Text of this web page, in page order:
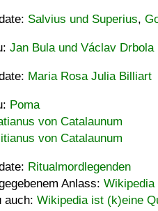
Salvius und Superius,
Jan Bula und Václav Drbola
Maria Rosa Julia Billiart
Poma
von Catalaunum
von Catalaunum
Ritualmordlegenden
Anlass: Wikipedia
auch: Wikipedia ist (k)eine